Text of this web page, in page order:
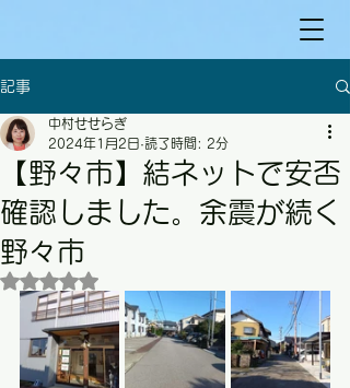
記事
【野々市】結ネットで安否
確認しました。余震が続く
野々市
中村せせらぎ
2024年1月2日 読了時間: 2分
5つ星のうちNaNと評価されています。